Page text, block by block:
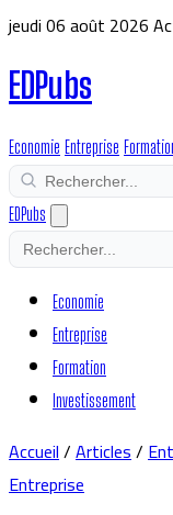
jeudi 06 août 2026
EDPubs
Economie Entreprise
EDPubs
Economie
Entreprise
Formation
Investissement
Accueil/Articles/
Entreprise